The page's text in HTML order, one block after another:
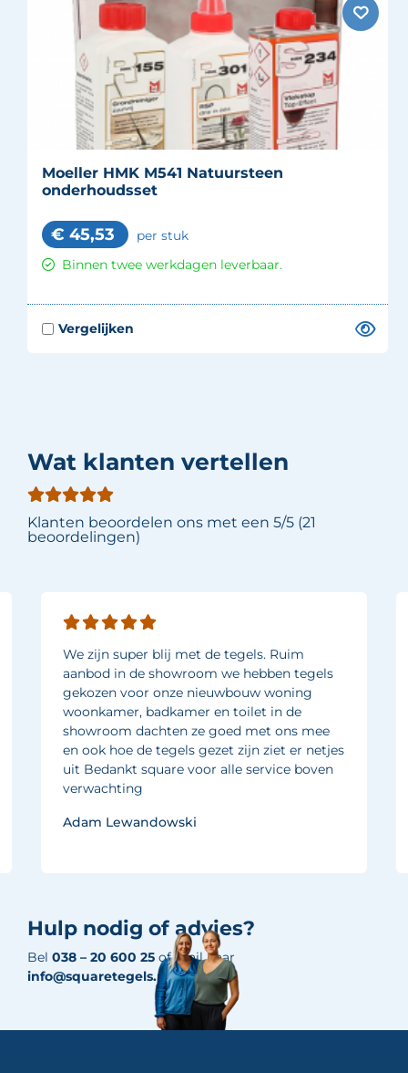
Moeller HMK M541 Natuursteen
onderhoudsset
€ 45,53 per stuk
Binnen twee werkdagen leverbaar.
Wat klanten vertellen
Klanten beoordelen ons met een 5/5 (21
beoordelingen)
We zijn super blij met de tegels. Ruim
aanbod in de showroom we hebben tegels
gekozen voor onze nieuwbouw woning
woonkamer, badkamer en toilet in de
showroom dachten ze goed met ons mee
en ook hoe de tegels gezet zijn ziet er netjes
uit Bedankt square voor alle service boven
verwachting
Adam Lewandowski
Hulp nodig of advies?
Bel 038 – 20 600 25 of mail naar
info@squaretegels.nl